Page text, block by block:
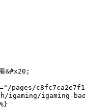
&#x20;
igaming/igaming-